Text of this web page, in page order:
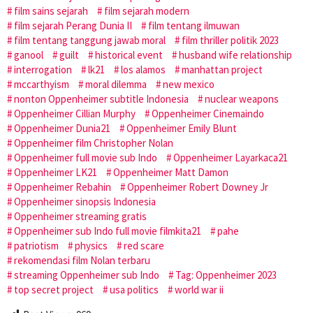
film sains sejarah
film sejarah modern
film sejarah Perang Dunia II
film tentang ilmuwan
film tentang tanggung jawab moral
film thriller politik 2023
ganool
guilt historical event
husband wife relationship
interrogation
lk21 los alamos
manhattan project
mccarthyism
moral dilemma
new mexico
nonton Oppenheimer subtitle Indonesia
nuclear weapons
Oppenheimer Cillian Murphy
Oppenheimer Cinemaindo
Oppenheimer Dunia21
Oppenheimer Emily Blunt
Oppenheimer film Christopher Nolan
Oppenheimer full movie sub Indo
Oppenheimer Layarkaca21
Oppenheimer LK21
Oppenheimer Matt Damon
Oppenheimer Rebahin
Oppenheimer Robert Downey Jr
Oppenheimer sinopsis Indonesia
Oppenheimer streaming gratis
Oppenheimer sub Indo full movie filmkita21
pahe
patriotism
physics
red scare
rekomendasi film Nolan terbaru
streaming Oppenheimer sub Indo
Tag: Oppenheimer 2023
top secret project
usa politics
world war ii